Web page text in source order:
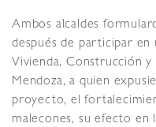
Ambos alcaldes
después de participar
Vivienda, Construcción y
Mendoza, a quien
proyecto, el
malecones, su efecto